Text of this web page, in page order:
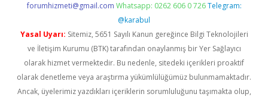
forumhizmeti@gmail.com Whatsapp: 0262 606 0 726 Telegram:
@karabul
Yasal Uyarı: Sitemiz, 5651 Sayılı Kanun gereğince Bilgi Teknolojileri
ve İletişim Kurumu (BTK) tarafından onaylanmış bir Yer Sağlayıcı
olarak hizmet vermektedir. Bu nedenle, sitedeki içerikleri proaktif
olarak denetleme veya araştırma yükümlülüğümüz bulunmamaktadır.
Ancak, üyelerimiz yazdıkları içeriklerin sorumluluğunu taşımakta olup,